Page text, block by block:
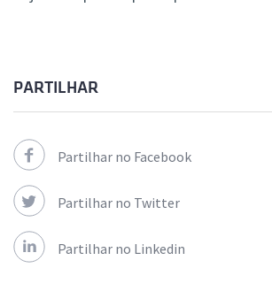
PARTILHAR
Partilhar no Facebook
Partilhar no Twitter
Partilhar no Linkedin